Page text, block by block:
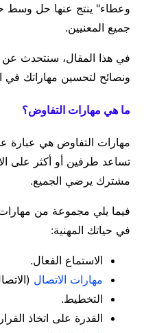
وعطاء" ينتج عنها حل وسط
جميع المعنيين.
في هذا المقال، سنتحدث عن
ونصائح لتحسين مهاراتك في
ما هي مهارات التفاوض؟
مهارات التفاوض هي
تساعد طرفين أو أكثر على
مشترك يرضي الجميع.
فيما يلي مجموعة من
في حياتك المهنية:
الاستماع الفعال.
مهارات الاتصال
التخطيط.
القدرة على اتخاذ